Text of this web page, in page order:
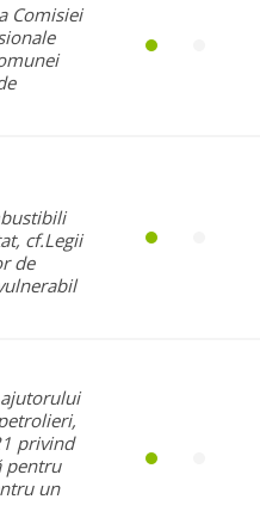
Comisiei
cf.Legii
de
privind
pentru
un